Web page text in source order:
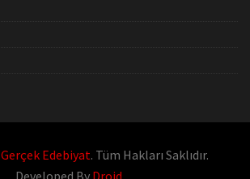
Gerçek Edebiyat. Tüm Hakları Saklıdır.